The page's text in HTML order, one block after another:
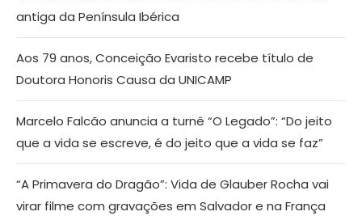
antiga da Península Ibérica
Aos 79 anos, Conceição Evaristo recebe título de
Doutora Honoris Causa da UNICAMP
Marcelo Falcão anuncia a turnê “O Legado”: “Do jeito
que a vida se escreve, é do jeito que a vida se faz”
“A Primavera do Dragão”: Vida de Glauber Rocha vai
virar filme com gravações em Salvador e na França